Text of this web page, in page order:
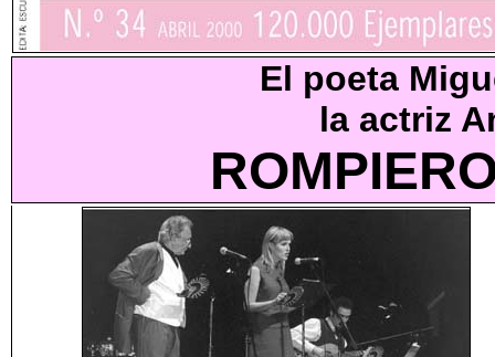
El poeta
la actriz